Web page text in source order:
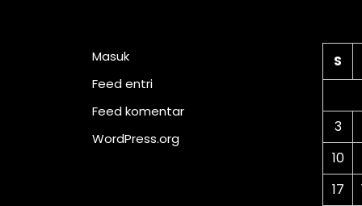
Masuk
Feed entri
Feed komentar
WordPress.org
S
3
10
17